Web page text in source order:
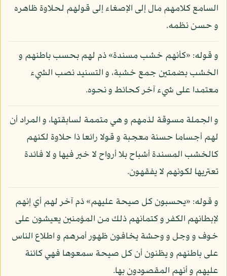
السامع كلامهم مال إلى الإصغاء إلى قولهم لحلاوة ظاهره
و حسن نظمه.
و قوله: «كأنهم خشب مسندة» ذم لهم بحسب باطنهم و
الخشب بضمتين جمع خشبة، و التسنيد نصب الشيء
معتمدا على شيء آخر كحائط و نحوه.
و الجملة مسوقة لذمهم و هي متممة لسابقتها، و المراد أن
لهم أجساما حسنة معجبة و قولا رائعا ذا حلاوة لكنهم
كالخشب المسندة أشباح بلا أرواح لا خير فيها و لا فائدة
تعتريها لكونهم لا يفقهون.
و قوله: «يحسبون كل صيحة عليهم» ذم آخر لهم أي إنهم
لإبطانهم الكفر و كتمانهم ذلك من المؤمنين يعيشون على
خوف و وجل و وحشة يخافون ظهور أمرهم و اطلاع الناس
على باطنهم و يظنون أن كل صيحة سمعوها فهي كائنة
عليهم و أنهم المقصودون بها.